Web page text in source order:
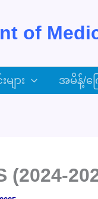
of
ျား အမိန့်/က
(2024-